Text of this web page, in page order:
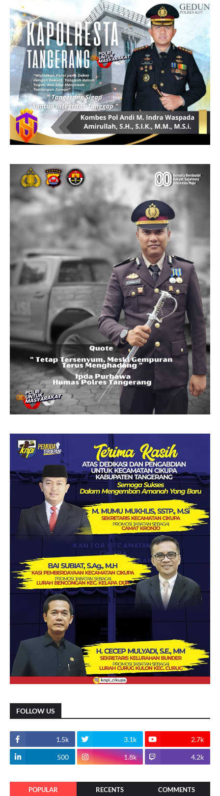
FOLLOW US
1.5k 3.1k 2.7k
500 1.8k 4.2k
POPULAR RECENTS COMMENTS